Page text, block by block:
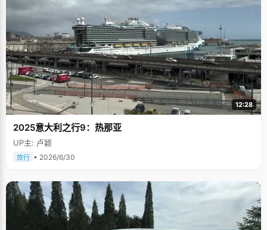
12:28
2025意大利之行9：热那亚
UP主: 卢颖
旅行 • 2026/6/30